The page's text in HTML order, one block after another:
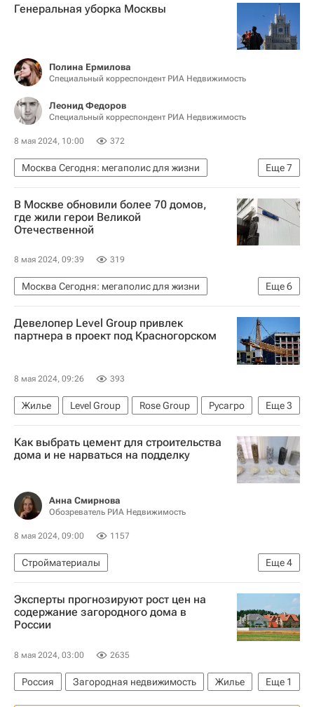
Кредиты
Жилье
Генеральная уборка Москвы
Полина Ермилова
Специальный корреспондент РИА Недвижимость
Леонид Федоров
Специальный корреспондент РИА Недвижимость
8 мая 2024, 10:00 372
Еще7
Москва Сегодня: мегаполис для жизни
Москва
Городское хозяйство Москвы
Комплекс городского хозяйства Москвы
Городская среда
Спецпроекты – РИА Недвижимость
Благоустройство
В Москве обновили более 70 домов,
где жили герои Великой
Отечественной
8 мая 2024, 09:39 319
Еще6
Москва Сегодня: мегаполис для жизни
Великая Отечественная война (1941-1945)
Москва
Городское хозяйство Москвы
Капремонт в Москве
Девелопер Level Group привлек
партнера в проект под Красногорском
8 мая 2024, 09:26 393
Еще3
Жилье Level Group Rose Group
Русагро
Строительство
Московская область (Подмосковье)
Как выбрать цемент для строительства
дома и не нарваться на подделку
Анна Смирнова
Обозреватель РИА Недвижимость
8 мая 2024, 09:00 1157
Еще4
Стройматериалы
Полезное – РИА Недвижимость
OBI
Технониколь
Строительство
Эксперты прогнозируют рост цен на
содержание загородного дома в
России
8 мая 2024, 03:00 2635
Еще 1
Россия Загородная недвижимость
Жилье
Цены